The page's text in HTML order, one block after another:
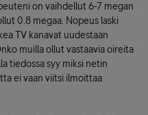
on vaihdellut 6-7 megan
0.8 megaa. Nopeus laski
TV kanavat uudestaan
muilla ollut vastaavia oireita
tiedossa syy miksi netin
ei vaan viitsi ilmoittaa